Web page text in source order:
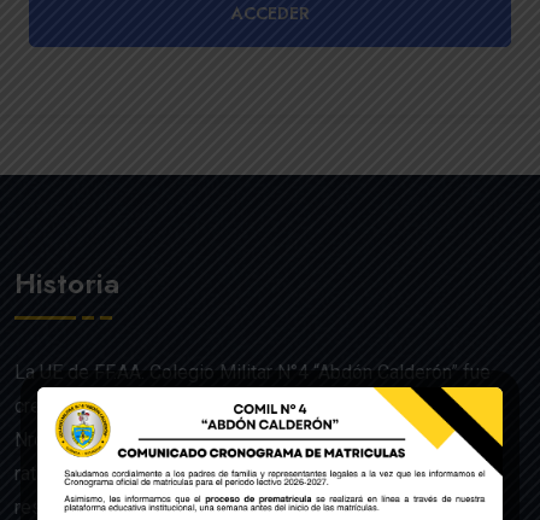
ACCEDER
Historia
La UE de FF.AA. Colegio Militar N°4 “Abdón Calderón” fue
creado mediante Acuerdo Ministerial de la Orden General
Nro. 140, dado en Quito el 22 de julio del año 1992 y
ratificado por el Ministerio de Educación mediante
resolución Nro. 608 del 29 de julio de 1992.